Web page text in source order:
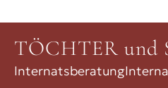
TÖCHTER und
Internatsberatung